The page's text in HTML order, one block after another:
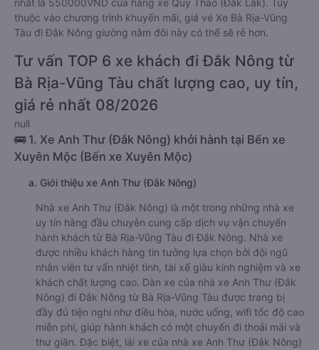
nhất là 550000VND của hãng xe Quý Thảo (Đắk Lắk). Tùy
thuộc vào chương trình khuyến mãi, giá vé Xe Bà Rịa-Vũng
Tàu đi Đắk Nông giường nằm đôi này có thể sẽ rẻ hơn.
Tư vấn TOP 6 xe khách đi Đắk Nông từ
Bà Rịa-Vũng Tàu chất lượng cao, uy tín,
giá rẻ nhất 08/2026
null
🚌 1. Xe Anh Thư (Đắk Nông) khởi hành tại Bến xe
Xuyên Mộc (Bến xe Xuyên Mộc)
a. Giới thiệu xe Anh Thư (Đắk Nông)
Nhà xe Anh Thư (Đắk Nông) là một trong những nhà xe
uy tín hàng đầu chuyên cung cấp dịch vụ vận chuyển
hành khách từ Bà Rịa-Vũng Tàu đi Đắk Nông. Nhà xe
được nhiều khách hàng tin tưởng lựa chọn bởi đội ngũ
nhân viên tư vấn nhiệt tình, tài xế giàu kinh nghiệm và xe
khách chất lượng cao. Dàn xe của nhà xe Anh Thư (Đắk
Nông) đi Đắk Nông từ Bà Rịa-Vũng Tàu được trang bị
đầy đủ tiện nghi như điều hòa, nước uống, wifi tốc độ cao
miễn phí, giúp hành khách có một chuyến đi thoải mái và
thư giãn. Đặc biệt, lái xe của nhà xe Anh Thư (Đắk Nông)